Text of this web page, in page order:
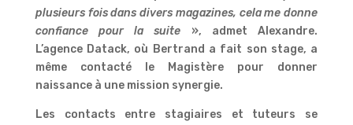
plusieurs fois dans divers magazines, cela me donne
confiance pour la suite », admet Alexandre.
L’agence Datack, où Bertrand a fait son stage, a
même contacté le Magistère pour donner
naissance à une mission synergie.
Les contacts entre stagiaires et tuteurs se